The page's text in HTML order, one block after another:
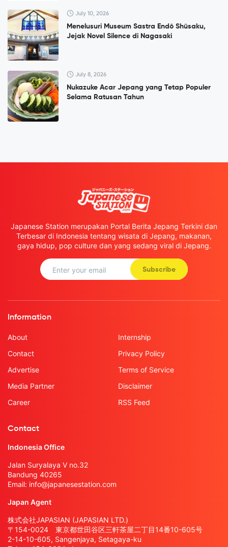
July 10, 2026
Menelusuri Museum Sastra Endō Shūsaku,
Jejak Novel Silence di Nagasaki
July 8, 2026
Nukazuke Acar Jepang yang Tetap Populer
Selama Ratusan Tahun
Japanese Station merupakan Portal Berita Jepang Terkini dan
Terbesar di Indonesia tentang wisata di Jepang, makanan,
gaya hidup, pop culture dan yang sedang viral di Jepang.
Subscribe
Information
About
Contact
Advertise
Media Partner
Career
Internship
Privacy Policy
Terms of Service
Disclaimer
RSS Feed
Contact
Indonesia Office
Jalan Suryalaya V no.32
Bandung 40265
Email: info@japanesestation.com
Japan Agent
株式会社JAPASIAN (JAPASIAN LTD.)
〒154-0024 東京都世田谷区三軒茶屋二丁目14番10-605号
2-14-10-605, Sangenjaya, Setagaya-ku